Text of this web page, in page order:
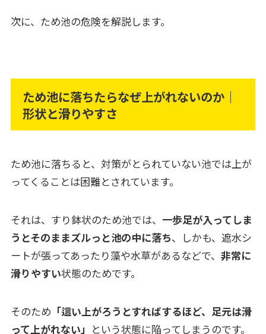
次に、ため池の危険を解説します。
ため池に落ちたらなぜ上がれないのか｜
形状と滑りやすさ
ため池に落ちると、対策がとられていない池では上が
ってくることは困難とされています。
それは、すり鉢状のため池では、 一歩足が入ってしま
うとそのままズルっと池の中に落ち、しかも、遮水シ
ートが張ってあったり藻や水草があるなどで、 非常に
滑りやすい状態のためです。
そのため 「這い上がろうとすればするほど、足元は滑
って上がれない」 という状態に陥ってしまうのです。